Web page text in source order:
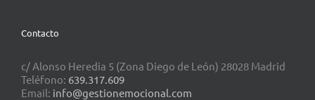
Contacto
c/ Alonso Heredia 5 (Zona Diego de León) 28028 Madrid
Teléfono: 639.317.609
Email: info@gestionemocional.com